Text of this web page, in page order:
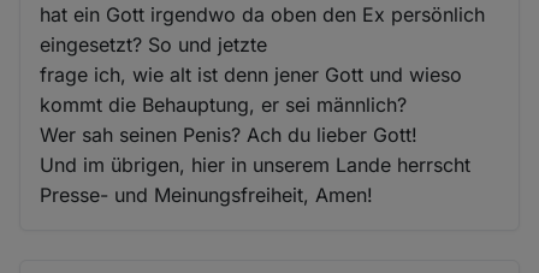
hat ein Gott irgendwo da oben den Ex persönlich
eingesetzt? So und jetzte
frage ich, wie alt ist denn jener Gott und wieso
kommt die Behauptung, er sei männlich?
Wer sah seinen Penis? Ach du lieber Gott!
Und im übrigen, hier in unserem Lande herrscht
Presse- und Meinungsfreiheit, Amen!